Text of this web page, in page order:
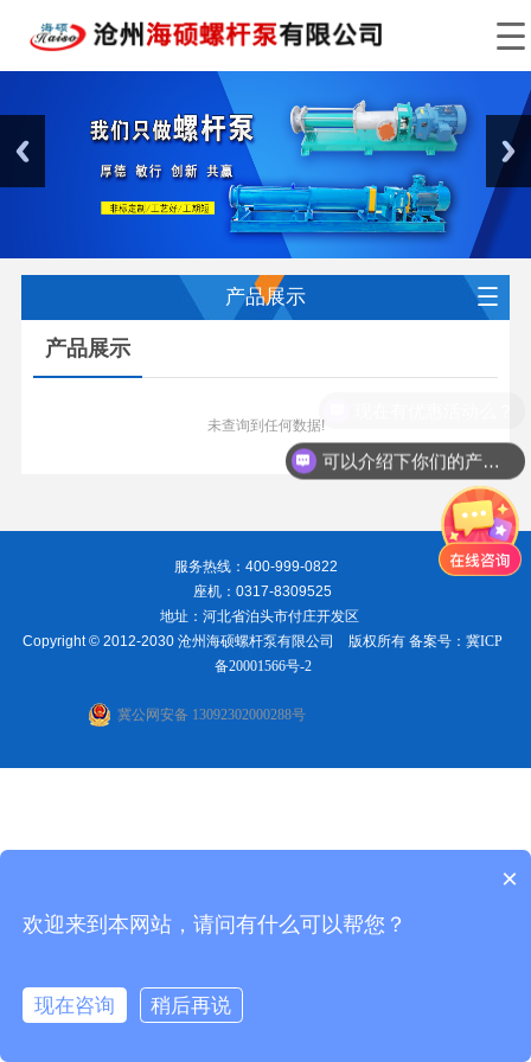
产品展示
产品展示
未查询到任何数据!
服务热线：400-999-0822
座机：0317-8309525
地址：河北省泊头市付庄开发区
Copyright © 2012-2030 沧州海硕螺杆泵有限公司 版权所有 备案号：冀ICP
备20001566号-2
冀公网安备 13092302000288号
可以介绍下你们的产品么？
×
欢迎来到本网站，请问有什么可以帮您？
现在咨询
稍后再说
在线咨询